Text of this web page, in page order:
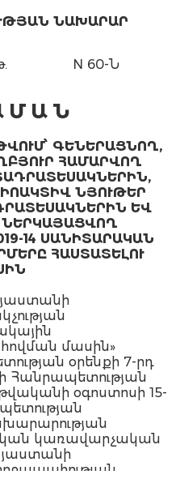
ՆԱԽԱՐԱՐ
N 60-Ն
Մ Ա Ն
ԳԵՆԵՐԱՑՆՈՂ,
ՀԱՄԱՐՎՈՂ
ՆՅՈՒԹԵՐ
ԵՎ
14 ՍԱՆԻՏԱՐԱԿԱՆ
ՀԱՍՏԱՏԵԼՈՒ
մասին»
օրենքի 7-րդ
Հանրապետության
օգոստոսի 15-
կառավարչական